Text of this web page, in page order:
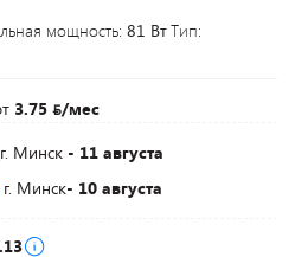
мощность: 81 ВтТип:
3.75
/мес
Минск - 11 августа
г. Минск- 10 августа